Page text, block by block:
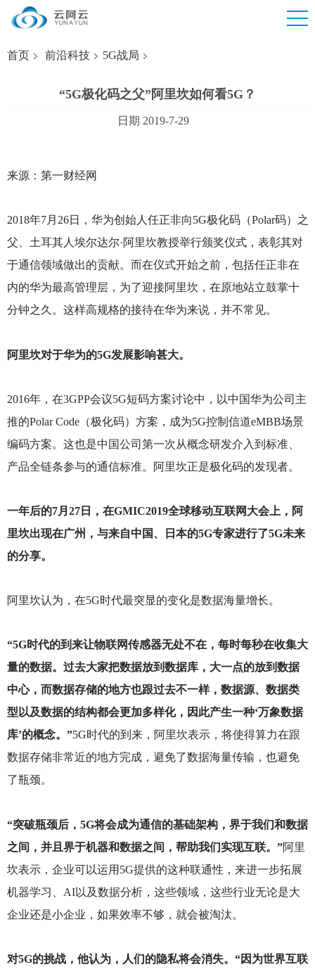
首页 前沿科技 5G战局
“5G极化码之父”阿里坎如何看5G？
日期 2019-7-29
来源：第一财经网
2018年7月26日，华为创始人任正非向5G极化码（Polar码）之
父、土耳其人埃尔达尔·阿里坎教授举行颁奖仪式，表彰其对
于通信领域做出的贡献。而在仪式开始之前，包括任正非在
内的华为最高管理层，为了迎接阿里坎，在原地站立鼓掌十
分钟之久。这样高规格的接待在华为来说，并不常见。
阿里坎对于华为的5G发展影响甚大。
2016年，在3GPP会议5G短码方案讨论中，以中国华为公司主
推的Polar Code（极化码）方案，成为5G控制信道eMBB场景
编码方案。这也是中国公司第一次从概念研发介入到标准、
产品全链条参与的通信标准。阿里坎正是极化码的发现者。
一年后的7月27日，在GMIC2019全球移动互联网大会上，阿
里坎出现在广州，与来自中国、日本的5G专家进行了5G未来
的分享。
阿里坎认为，在5G时代最突显的变化是数据海量增长。
“5G时代的到来让物联网传感器无处不在，每时每秒在收集大
量的数据。过去大家把数据放到数据库，大一点的放到数据
中心，而数据存储的地方也跟过去不一样，数据源、数据类
型以及数据的结构都会更加多样化，因此产生一种‘万象数据
库’的概念。”5G时代的到来，阿里坎表示，将使得算力在跟
数据存储非常近的地方完成，避免了数据海量传输，也避免
了瓶颈。
“突破瓶颈后，5G将会成为通信的基础架构，界于我们和数据
之间，并且界于机器和数据之间，帮助我们实现互联。”阿里
坎表示，企业可以运用5G提供的这种联通性，来进一步拓展
机器学习、AI以及数据分析，这些领域，这些行业无论是大
企业还是小企业，如果效率不够，就会被淘汰。
对5G的挑战，他认为，人们的隐私将会消失。“因为世界互联